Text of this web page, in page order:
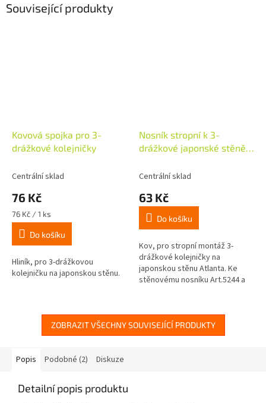
Související produkty
Kovová spojka pro 3-
drážkové kolejničky
Centrální sklad
76 Kč
Měrná
cena:
76 Kč / 1 ks
Do košíku
Hliník, pro 3-drážkovou
kolejničku na japonskou stěnu.
Nosník stropní k 3-
drážkové japonské stěně,
Centrální sklad
63 Kč
Do košíku
Kov, pro stropní montáž 3-
drážkové kolejničky na
japonskou stěnu Atlanta. Ke
stěnovému nosníku Art.5244 a
ZOBRAZIT VŠECHNY SOUVISEJÍCÍ PRODUKTY
Popis Podobné (2) Diskuze
Detailní popis produktu